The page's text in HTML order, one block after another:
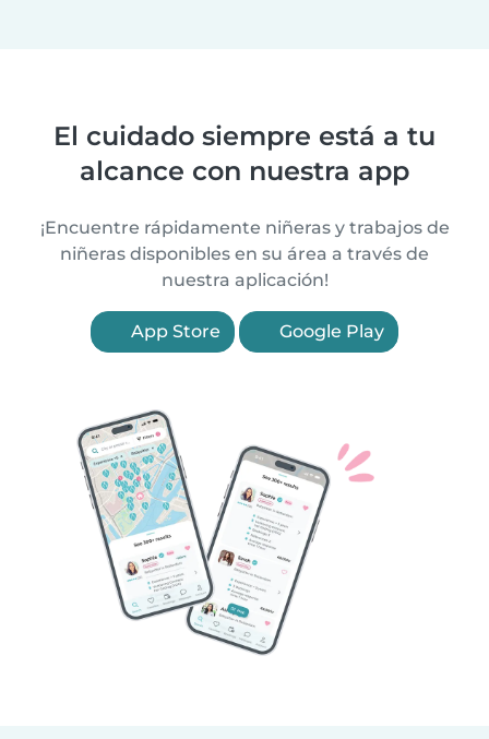
El cuidado siempre está a tu
alcance con nuestra app
¡Encuentre rápidamente niñeras y trabajos de
niñeras disponibles en su área a través de
nuestra aplicación!
App Store Google Play